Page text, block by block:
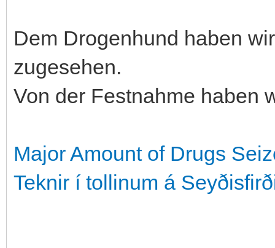
Dem Drogenhund haben
zugesehen.
Von der Festnahme haben
Major Amount of Drugs
Tekn­ir í toll­in­um á